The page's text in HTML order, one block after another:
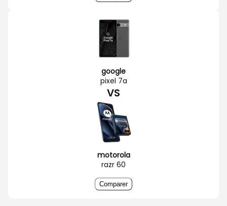
google
pixel 7a
VS
motorola
razr 60
Comparer